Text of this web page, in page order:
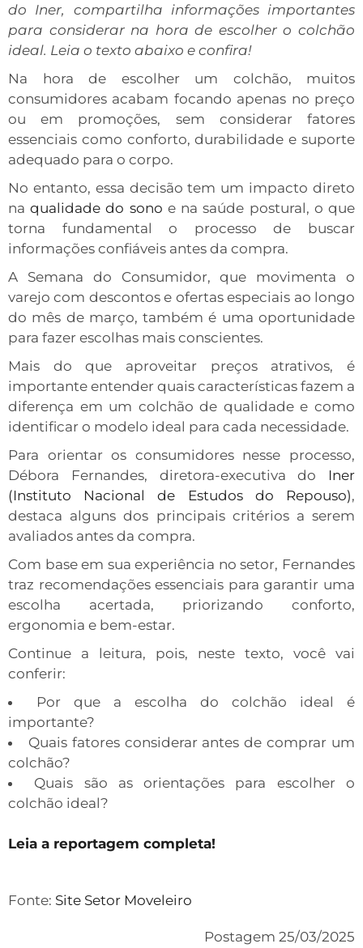
do Iner, compartilha informações importantes
para considerar na hora de escolher o colchão
ideal. Leia o texto abaixo e confira!
Na hora de escolher um colchão, muitos
consumidores acabam focando apenas no preço
ou em promoções, sem considerar fatores
essenciais como conforto, durabilidade e suporte
adequado para o corpo.
No entanto, essa decisão tem um impacto direto
naqualidade do sono e na saúde postural, o que
torna fundamental o processo de buscar
informações confiáveis antes da compra.
A Semana do Consumidor, que movimenta o
varejo com descontos e ofertas especiais ao longo
do mês de março, também é uma oportunidade
para fazer escolhas mais conscientes.
Mais do que aproveitar preços atrativos, é
importante entender quais características fazem a
diferença em um colchão de qualidade e como
identificar o modelo ideal para cada necessidade.
Para orientar os consumidores nesse processo,
Débora Fernandes, diretora-executiva do Iner
(Instituto Nacional de Estudos do Repouso),
destaca alguns dos principais critérios a serem
avaliados antes da compra.
Com base em sua experiência no setor, Fernandes
traz recomendações essenciais para garantir uma
escolha acertada, priorizando conforto,
ergonomia e bem-estar.
Continue a leitura, pois, neste texto, você vai
conferir:
Por que a escolha do colchão ideal é
importante?
Quais fatores considerar antes de comprar um
colchão?
Quais são as orientações para escolher o
colchão ideal?
Leia a reportagem completa!
Fonte: Site Setor Moveleiro
Postagem 25/03/2025